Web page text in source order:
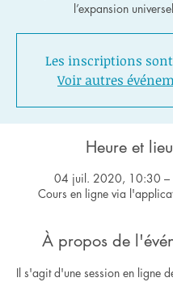
l’expansion
Les inscriptions
Voir autres
Heure et lieu
04 juil. 2020, 10:30
Cours en ligne via
À propos de
Il s'agit d'une session en ligne